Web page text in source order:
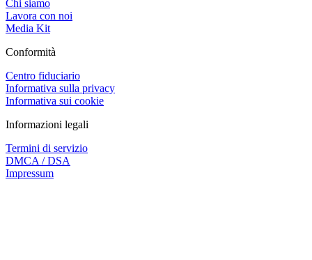
Chi siamo
Lavora con noi
Media Kit
Conformità
Centro fiduciario
Informativa sulla privacy
Informativa sui cookie
Informazioni legali
Termini di servizio
DMCA / DSA
Impressum